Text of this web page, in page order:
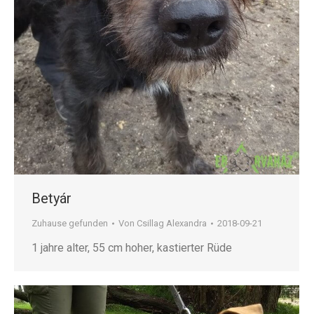
Betyár
Zuhause gefunden Von Csillag Alexandra 2018-09-21
1 jahre alter, 55 cm hoher, kastierter Rüde